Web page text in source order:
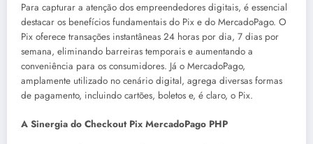
Para capturar a atenção dos empreendedores digitais, é essencial
destacar os benefícios fundamentais do Pix e do MercadoPago. O
Pix oferece transações instantâneas 24 horas por dia, 7 dias por
semana, eliminando barreiras temporais e aumentando a
conveniência para os consumidores. Já o MercadoPago,
amplamente utilizado no cenário digital, agrega diversas formas
de pagamento, incluindo cartões, boletos e, é claro, o Pix.
A Sinergia do Checkout Pix MercadoPago PHP